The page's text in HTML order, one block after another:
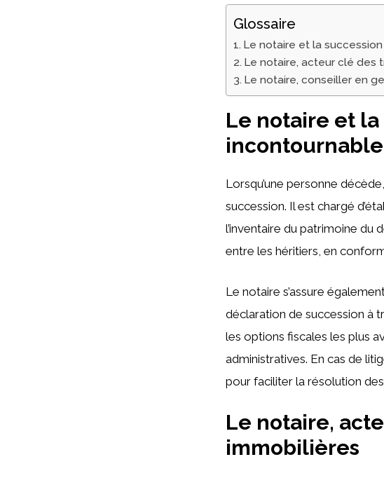
Glossaire
Le notaire et la
Le notaire, acteur clé des
Le notaire, conseiller en
Le notaire et
incontournable
Lorsqu’une personne
succession. Il est chargé
l’inventaire du patrimoine du
entre les héritiers, en
Le notaire s’assure
déclaration de succession à
les options fiscales les plus
administratives. En cas de
pour faciliter la résolution
Le notaire,
immobilières